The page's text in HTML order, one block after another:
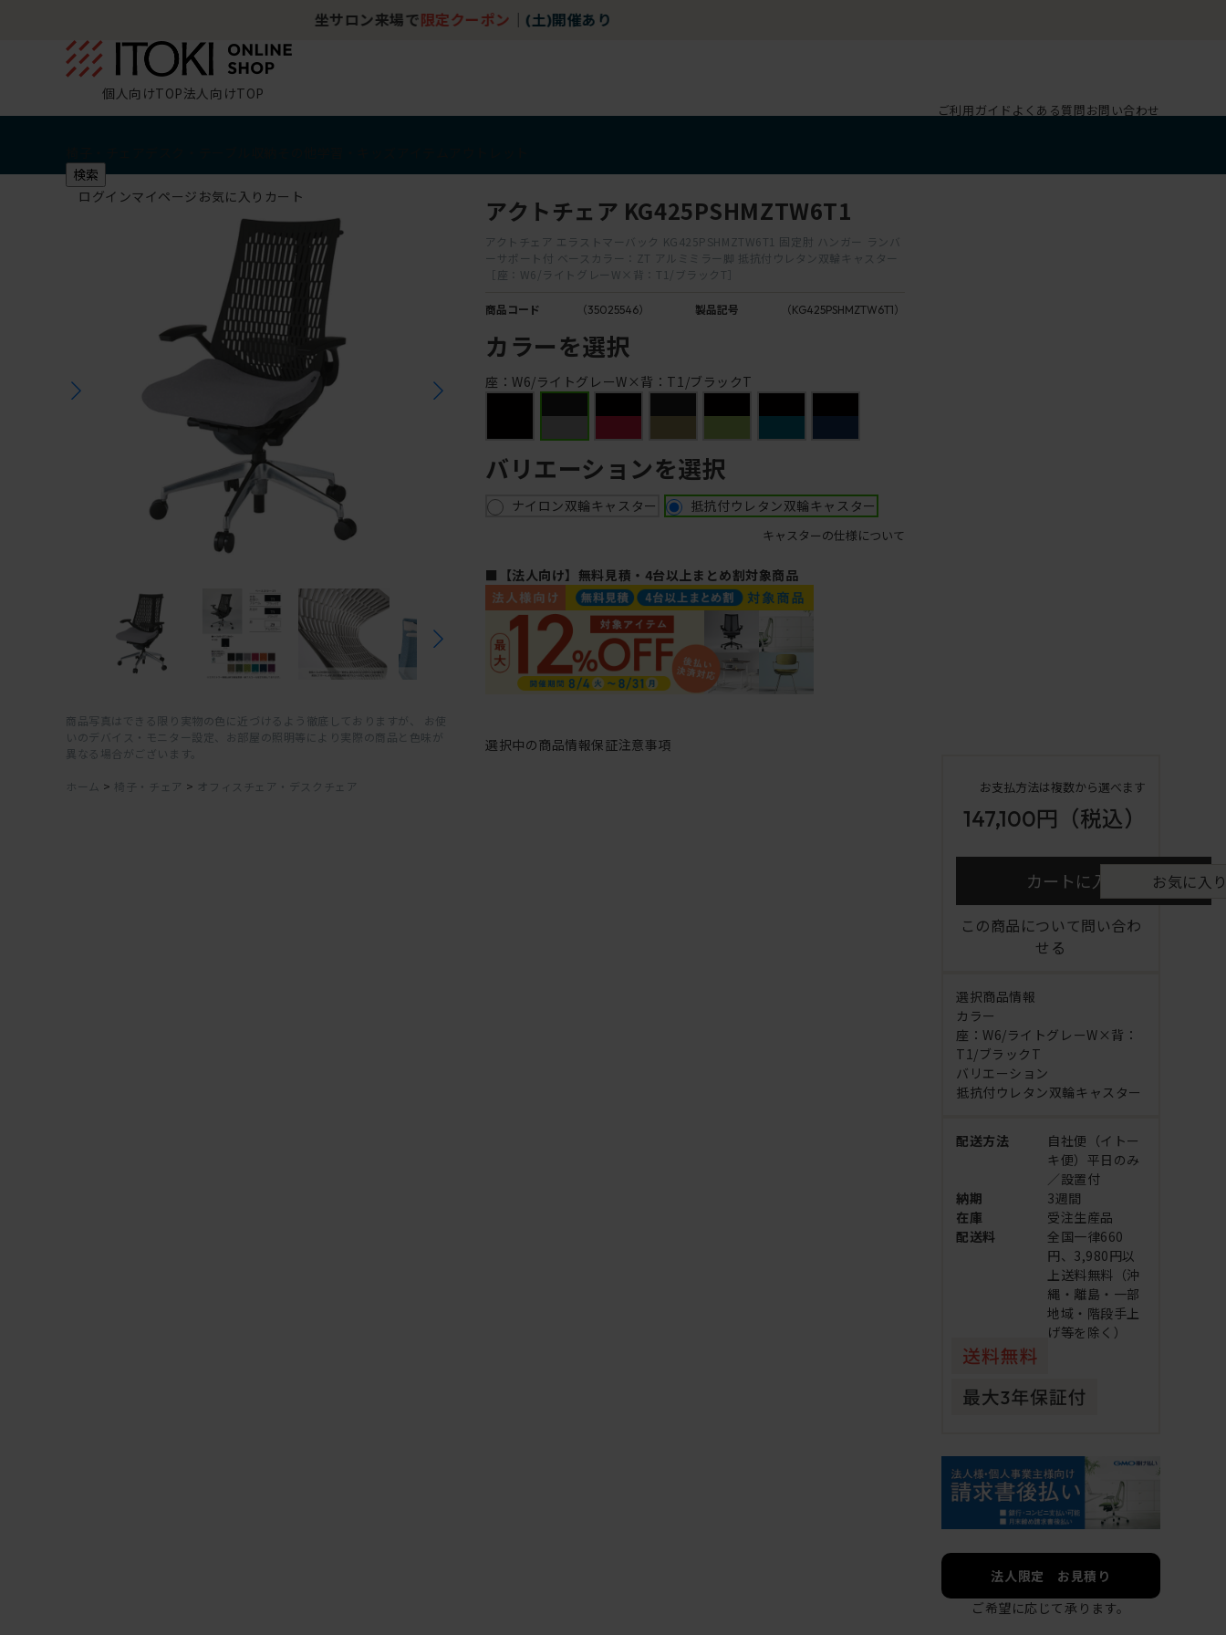
チェア体験ショールーム｜ZA SALON TOKYO
個人向けTOP法人向けTOP
ご利用ガイド よくある質問お問い合わせ
検索
ログインマイページ お気に入り カート
商品写真はできる限り実物の色に近づけるよう徹底しておりますが、 お使
いのデバイス・モニター設定、お部屋の照明等により実際の商品と色味が
異なる場合がございます。
ホーム > 椅子・チェア > オフィスチェア・デスクチェア
アクトチェア KG425PSHMZTW6T1
アクトチェア エラストマーバック KG425PSHMZTW6T1 固定肘 ハンガー ランバ
ーサポート付 ベースカラー：ZT アルミミラー脚 抵抗付ウレタン双輪キャスター
［座：W6/ライトグレーW×背：T1/ブラックT］
商品コード （35025546） 製品記号 （KG425PSHMZTW6T1）
カラーを選択
座：W6/ライトグレーW×背：T1/ブラックT
バリエーションを選択
ナイロン双輪キャスター 抵抗付ウレタン双輪キャスター
キャスターの仕様について
■【法人向け】無料見積・4台以上まとめ割対象商品
選択中の商品情報保証注意事項
お支払方法は複数から選べます
147,100円 （税込）
カートに入れる お気に入
この商品について問い合わ
せる
選択商品情報
カラー
座：W6/ライトグレーW×背：
T1/ブラックT
バリエーション
抵抗付ウレタン双輪キャスター
配送方法
自社便（イトー
キ便）平日のみ
／設置付
納期
3週間
在庫
受注生産品
配送料
全国一律660
円、3,980円以
上送料無料（沖
縄・離島・一部
地域・階段手上
げ等を除く）
法人限定 お見積り
ご希望に応じて承ります。